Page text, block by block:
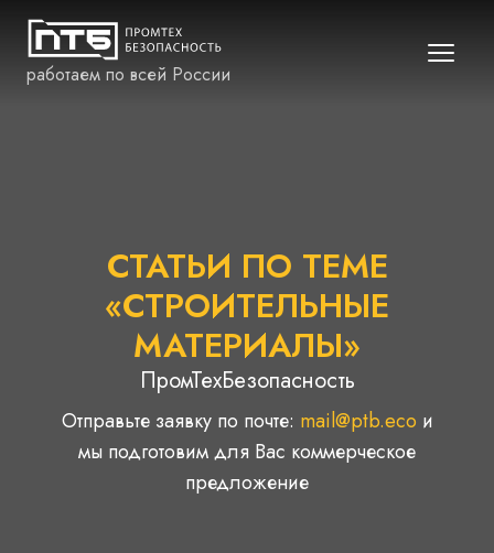
работаем по всей России
СТАТЬИ ПО ТЕМЕ
«СТРОИТЕЛЬНЫЕ
МАТЕРИАЛЫ»
ПромТехБезопасность
Отправьте заявку по почте: mail@ptb.eco и
мы подготовим для Вас коммерческое
предложение